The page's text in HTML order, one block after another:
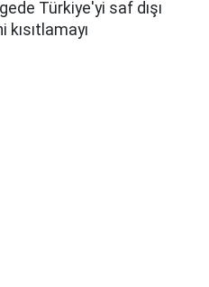
Türkiye'yi saf dışı